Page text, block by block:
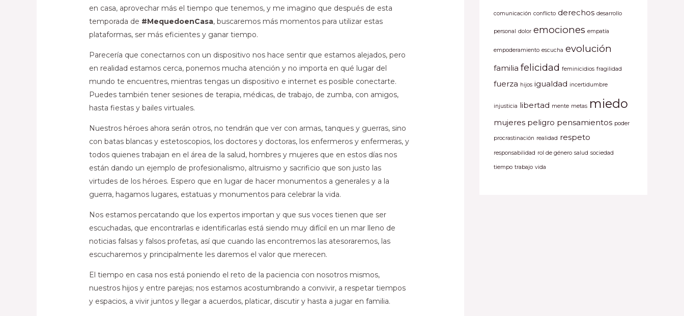
en casa, aprovechar más el tiempo que tenemos, y me imagino que después de esta
temporada de #MequedoenCasa, buscaremos más momentos para utilizar estas
plataformas, ser más eficientes y ganar tiempo.
Parecería que conectarnos con un dispositivo nos hace sentir que estamos alejados, pero
en realidad estamos cerca, ponemos mucha atención y no importa en qué lugar del
mundo te encuentres, mientras tengas un dispositivo e internet es posible conectarte.
Puedes también tener sesiones de terapia, médicas, de trabajo, de zumba, con amigos,
hasta fiestas y bailes virtuales.
Nuestros héroes ahora serán otros, no tendrán que ver con armas, tanques y guerras, sino
con batas blancas y estetoscopios, los doctores y doctoras, los enfermeros y enfermeras, y
todos quienes trabajan en el área de la salud, hombres y mujeres que en estos días nos
están dando un ejemplo de profesionalismo, altruismo y sacrificio que son justo las
virtudes de los héroes. Espero que en lugar de hacer monumentos a generales y a la
guerra, hagamos lugares, estatuas y monumentos para celebrar la vida.
Nos estamos percatando que los expertos importan y que sus voces tienen que ser
escuchadas, que encontrarlas e identificarlas está siendo muy difícil en un mar lleno de
noticias falsas y falsosprofetas, así que cuando las encontremos las atesoraremos, las
escucharemos y principalmente les daremos el valor que merecen.
El tiempo en casa nos está poniendo el reto de la paciencia con nosotros mismos,
nuestros hijos y entre parejas; nos estamos acostumbrando a convivir, a respetar tiempos
y espacios, a vivir juntos y llegar a acuerdos, platicar, discutir y hasta a jugar en familia.
comunicación conflicto derechos desarrollo
personal dolor emociones empatía
empoderamiento escucha evolución
familia felicidad feminicidios fragilidad
fuerza hijos igualdad incertidumbre
injusticia libertad mente metas miedo
mujeres peligro pensamientos poder
procrastinación realidad respeto
responsabilidad rol de género salud sociedad
tiempo trabajo vida